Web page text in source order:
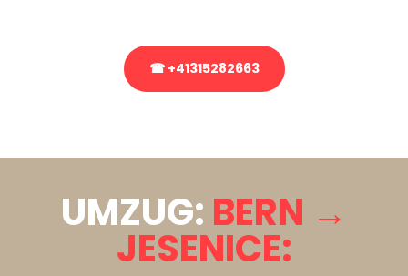
☎ +41315282663
UMZUG: BERN →
JESENICE: